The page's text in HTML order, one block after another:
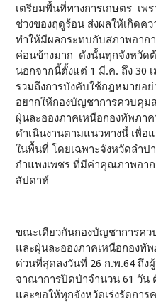
เตรียมพื้นที่ทางการเกษตร เพ
ช่วงของฤดูร้อน ส่งผลให้เกิดค
ทำให้มีผลกระทบกับสภาพอาก
ค่อนข้างมาก ดังนั้นทุกจังหวัด
นอกจากนี้ตั้งแต่ 1 มี.ค. ถึง 30
รวมถึงการบังคับใช้กฎหมายอย่
อยากให้กองบัญชาการควบคุ
ฝุ่นละอองภาคเหนือกองทัพภา
ดำเนินงานตามแนวทางนี้ เพื่
ในพื้นที่ โดยเฉพาะจังหวัดลำป
กำแพงเพชร ที่มีค่าคุณภาพอา
สัปดาห์
ขณะเดียวกันกองบัญชาการค
และฝุ่นละอองภาคเหนือกองทั
ด่วนที่สุดลงวันที่ 26 ก.พ.64 ถึง
จาณาการปิดป่าจำนวน 61 วัน
และขอให้ทุกจังหวัดเร่งรัดกา